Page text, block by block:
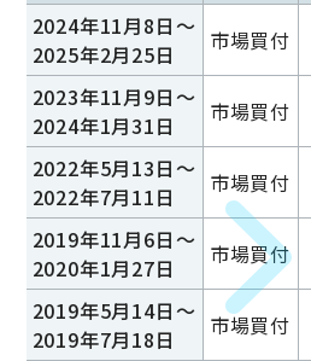
2024年11月8日～
2025年2月25日
市場買付
2023年11月9日～
2024年1月31日
市場買付
2022年5月13日～
2022年7月11日
市場買付
2019年11月6日～
2020年1月27日
市場買付
2019年5月14日～
2019年7月18日
市場買付